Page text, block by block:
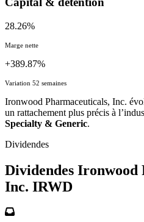
28.26%
Marge nette
+389.87%
Variation 52 semaines
Ironwood Pharmaceuticals, Inc.
un rattachement plus précis à
Specialty & Generic.
Dividendes
Dividendes Ironwood
Inc. IRWD